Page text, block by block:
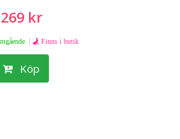
269 kr
| Finns i butik
Köp